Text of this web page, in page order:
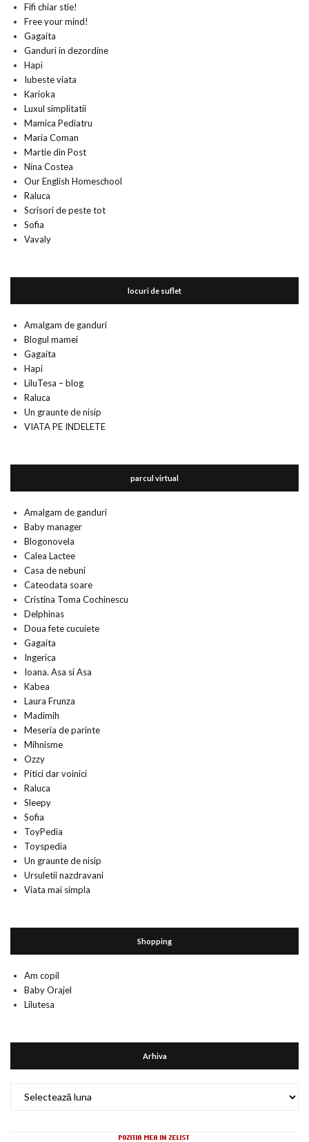
Fifi chiar stie!
Free your mind!
Gagaita
Ganduri in dezordine
Hapi
Iubeste viata
Karioka
Luxul simplitatii
Mamica Pediatru
Maria Coman
Martie din Post
Nina Costea
Our English Homeschool
Raluca
Scrisori de peste tot
Sofia
Vavaly
locuri de suflet
Amalgam de ganduri
Blogul mamei
Gagaita
Hapi
LiluTesa – blog
Raluca
Un graunte de nisip
VIATA PE INDELETE
parcul virtual
Amalgam de ganduri
Baby manager
Blogonovela
Calea Lactee
Casa de nebuni
Cateodata soare
Cristina Toma Cochinescu
Delphinas
Doua fete cucuiete
Gagaita
Ingerica
Ioana. Asa si Asa
Kabea
Laura Frunza
Madimih
Meseria de parinte
Mihnisme
Ozzy
Pitici dar voinici
Raluca
Sleepy
Sofia
ToyPedia
Toyspedia
Un graunte de nisip
Ursuletii nazdravani
Viata mai simpla
Shopping
Am copil
Baby Orajel
Lilutesa
Arhiva